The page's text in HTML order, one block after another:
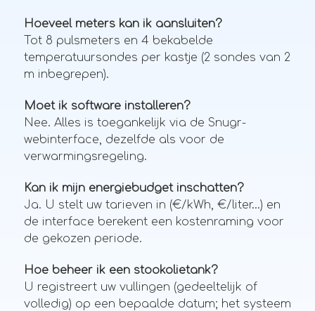
Hoeveel meters kan ik aansluiten?
Tot 8 pulsmeters en 4 bekabelde
temperatuursondes per kastje (2 sondes van 2
m inbegrepen).
Moet ik software installeren?
Nee. Alles is toegankelijk via de Snugr-
webinterface, dezelfde als voor de
verwarmingsregeling.
Kan ik mijn energiebudget inschatten?
Ja. U stelt uw tarieven in (€/kWh, €/liter…) en
de interface berekent een kostenraming voor
de gekozen periode.
Hoe beheer ik een stookolietank?
U registreert uw vullingen (gedeeltelijk of
volledig) op een bepaalde datum; het systeem